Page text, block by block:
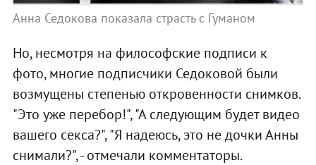
Анна Седокова показала страсть с Гуманом
Но, несмотря на философские подписи к
фото, многие подписчики Седоковой были
возмущены степенью откровенности снимков.
"Это уже перебор!", "А следующим будет видео
вашего секса?", "Я надеюсь, это не дочки Анны
снимали?", - отмечали комментаторы.